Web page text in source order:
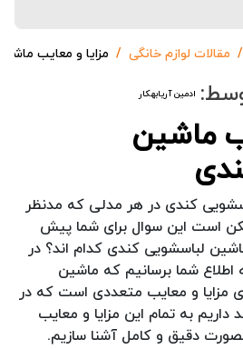
مقالات لوازم خانگی مزایا و معایب
ادمین آریابهکار
ماشین
کندی در هر مدلی که مدنظر
است این سوال برای شما پیش
لباسشویی کندی کدام اند؟ در
اطلاع شما برسانیم که ماشین
مزایا و معایب متعددی است که در
داریم به تمام این مزایا و معایب
بصورت دقیق و کامل آشنا سازیم.